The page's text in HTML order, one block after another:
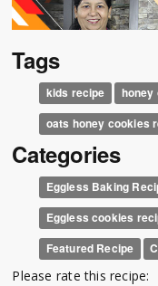
Tags
kids recipe honey
oats honey cookies
Categories
Eggless Baking
Eggless cookies
Featured Recipe
Please rate this recipe: